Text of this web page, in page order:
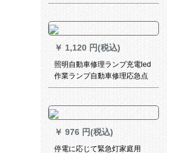
タンドの家のホテルの見本の
ンドに達します。
￥ 1,120 円(税込)
照明自動車修理ランプ充電led
作業ランプ自動車修理応急点
検ランプ磁石工具ランプG
ートチャージ）
￥ 976 円(税込)
停電に応じて緊急灯家庭用